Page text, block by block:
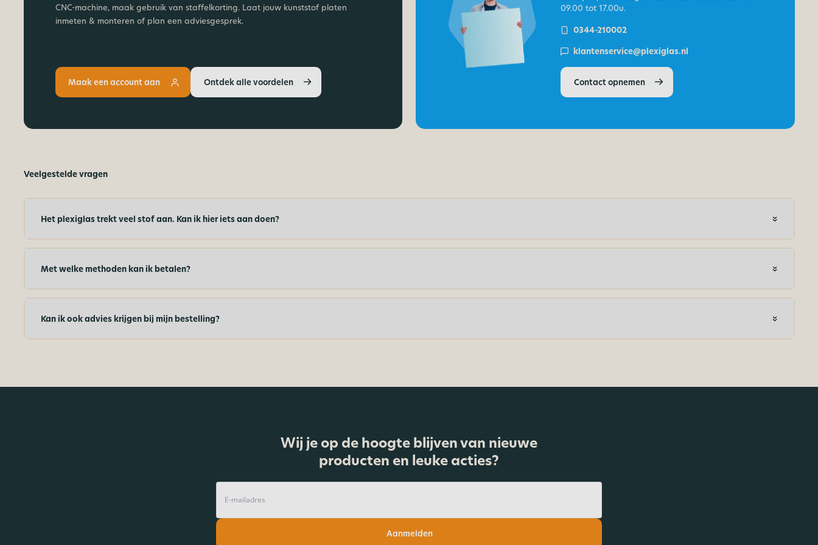
CNC-machine, maak gebruik van staffelkorting. Laat jouw kunststof platen
inmeten & monteren of plan een adviesgesprek.
Maak een account aan Ontdek alle voordelen
09.00 tot 17.00u.
0344-210002
klantenservice@plexiglas.nl
Contact opnemen
Veelgestelde vragen
Het plexiglas trekt veel stof aan. Kan ik hier iets aan doen?
Met welke methoden kan ik betalen?
Kan ik ook advies krijgen bij mijn bestelling?
Wij je op de hoogte blijven van nieuwe
producten en leuke acties?
Aanmelden